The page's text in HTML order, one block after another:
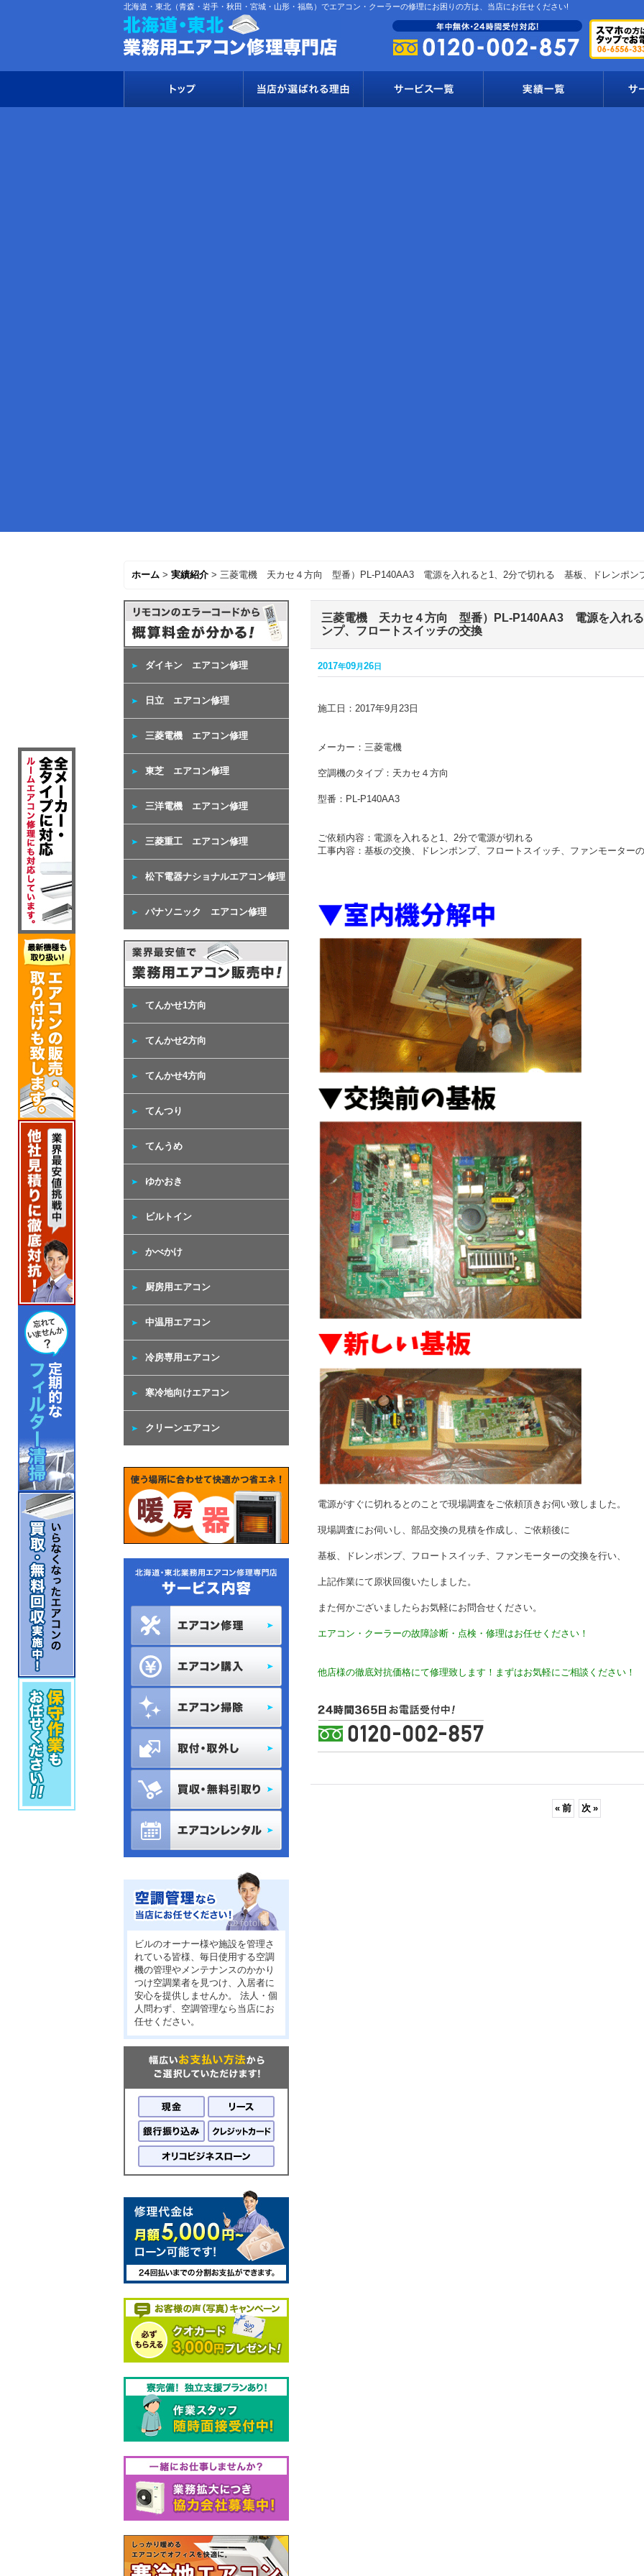
北海道・東北（青森・岩手・秋田・宮城・山形・福島）でエアコン・クーラーの修理にお困りの方は、当店にお任せください!
ホーム > 実績紹介 > 三菱電機 天カセ４方向 型番）PL-P140AA3 電源を入れると1、2分で切れる 基板、ドレンポン
ダイキン エアコン修理
日立 エアコン修理
三菱電機 エアコン修理
東芝 エアコン修理
三洋電機 エアコン修理
三菱重工 エアコン修理
松下電器ナショナルエアコン修理
パナソニック エアコン修理
てんかせ1方向
てんかせ2方向
てんかせ4方向
てんつり
てんうめ
ゆかおき
ビルトイン
かべかけ
厨房用エアコン
中温用エアコン
冷房専用エアコン
寒冷地向けエアコン
クリーンエアコン
ビルのオーナー様や施設を管理さ
れている皆様、毎日使用する空調
機の管理やメンテナンスのかかり
つけ空調業者を見つけ、入居者に
安心を提供しませんか。 法人・個
人問わず、空調管理なら当店にお
任せください。
三菱電機 天カセ４方向 型番）PL-P140AA3 電源を入れ
ンプ、フロートスイッチの交換
2017年09月26日
施工日：2017年9月23日
メーカー：三菱電機
空調機のタイプ：天カセ４方向
型番：PL-P140AA3
ご依頼内容：電源を入れると1、2分で電源が切れる
工事内容：基板の交換、ドレンポンプ、フロートスイッチ、ファンモーター
電源がすぐに切れるとのことで現場調査をご依頼頂きお伺い致しました。
現場調査にお伺いし、部品交換の見積を作成し、ご依頼後に
基板、ドレンポンプ、フロートスイッチ、ファンモーターの交換を行い、
上記作業にて原状回復いたしました。
また何かございましたらお気軽にお問合せください。
エアコン・クーラーの故障診断・点検・修理はお任せください！
他店様の徹底対抗価格にて修理致します！まずはお気軽にご相談ください！
« 前 次 »